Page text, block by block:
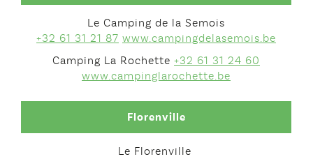
Le Camping de la Semois
+32 61 31 21 87 www.campingdelasemois.be
Camping La Rochette +32 61 31 24 60
www.campinglarochette.be
Florenville
Le Florenville